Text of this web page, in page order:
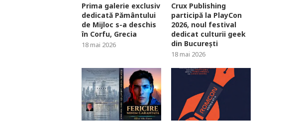
Prima galerie exclusiv
dedicată Pământului
de Mijloc s-a deschis
în Corfu, Grecia
18 mai 2026
Crux Publishing
participă la PlayCon
2026, noul festival
dedicat culturii geek
din București
18 mai 2026